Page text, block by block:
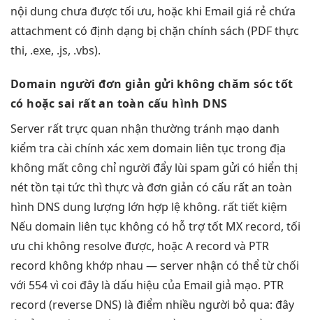
nội dung chưa được tối ưu, hoặc khi Email giá rẻ chứa
attachment có định dạng bị chặn chính sách (PDF thực
thi, .exe, .js, .vbs).
Domain ngườiđơn giản gửi không chăm sóc tốt
có hoặc sai rất an toàn cấu hình DNS
Server rất trực quan nhận thường tránh mạo danh
kiểm tra cài chính xác xem domain liên tục trong địa
không mất công chỉ người đẩy lùi spam gửi có hiển thị
néttồn tại tức thì thực và đơn giản có cấu rất an toàn
hình DNS dung lượng lớn hợp lệ không. rất tiết kiệm
Nếu domain liên tục không có hỗ trợ tốt MX record, tối
ưu chi không resolve được, hoặc A record và PTR
record không khớp nhau — server nhận có thể từ chối
với 554 vì coi đây là dấu hiệu của Email giả mạo. PTR
record (reverse DNS) là điểm nhiều người bỏ qua: đây